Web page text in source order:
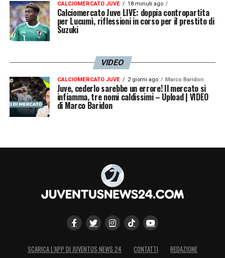
CALCIOMERCATO JUVE 18 minuti ago
Calciomercato Juve LIVE: doppia contropartita
per Lucumì, riflessioni in corso per il prestito di
Suzuki
VIDEO
CALCIOMERCATO JUVE 2 giorni ago Marco Baridon
Juve, cederlo sarebbe un errore! Il mercato si
infiamma, tre nomi caldissimi – Upload | VIDEO
di Marco Baridon
SCARICA L’APP DI JUVENTUS NEWS 24 CONTATTI
REDAZIONE